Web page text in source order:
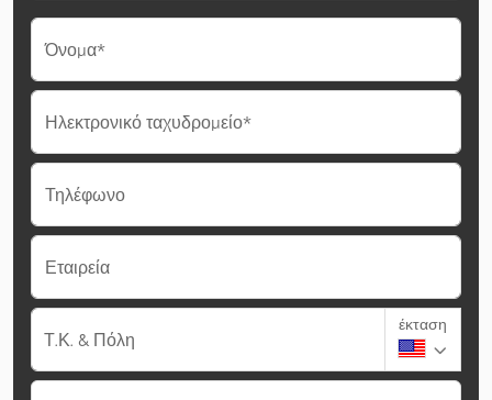
Όνομα*
Ηλεκτρονικό ταχυδρομείο*
Τηλέφωνο
Εταιρεία
Τ.Κ. & Πόλη
έκταση